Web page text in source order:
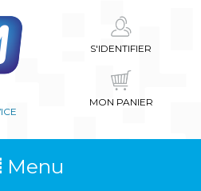
S'IDENTIFIER
MON PANIER
Menu